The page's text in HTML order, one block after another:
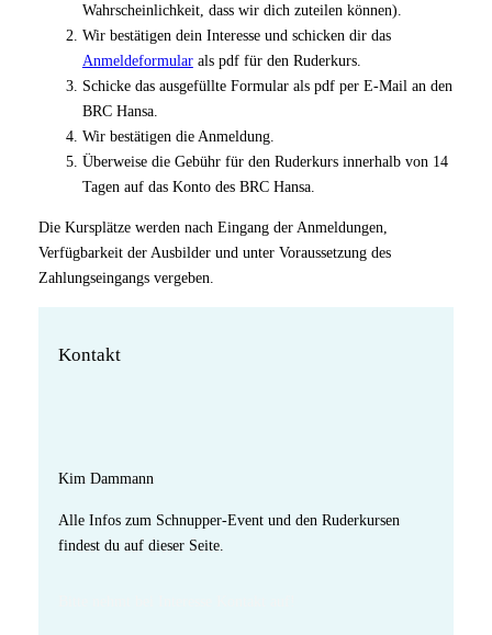
Wahrscheinlichkeit, dass wir dich zuteilen können).
Wir bestätigen dein Interesse und schicken dir das
Anmeldeformularals pdf für den Ruderkurs.
Schicke das ausgefüllte Formular als pdf per E-Mail an den
BRC Hansa.
Wir bestätigen die Anmeldung.
Überweise die Gebühr für den Ruderkurs innerhalb von 14
Tagen auf das Konto des BRC Hansa.
Die Kursplätze werden nach Eingang der Anmeldungen,
Verfügbarkeit der Ausbilder und unter Voraussetzung des
Zahlungseingangs vergeben.
Kontakt
Kim Dammann
Alle Infos zum Schnupper-Event und den Ruderkursen
findest du auf dieser Seite.